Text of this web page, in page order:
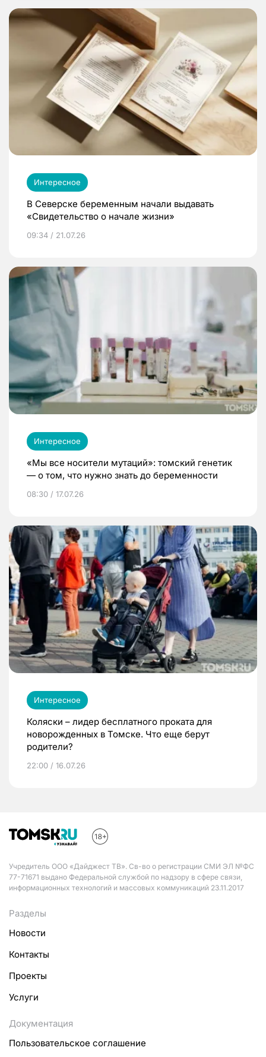
Интересное
В Северске беременным начали выдавать
«Свидетельство о начале жизни»
09:34 / 21.07.26
Интересное
«Мы все носители мутаций»: томский генетик
— о том, что нужно знать до беременности
08:30 / 17.07.26
Интересное
Коляски – лидер бесплатного проката для
новорожденных в Томске. Что еще берут
родители?
22:00 / 16.07.26
Учредитель ООО «Дайджест ТВ». Св-во о регистрации СМИ ЭЛ №ФС
77-71671 выдано Федеральной службой по надзору в сфере связи,
информационных технологий и массовых коммуникаций 23.11.2017
Разделы
Новости
Контакты
Проекты
Услуги
Документация
Пользовательское соглашение